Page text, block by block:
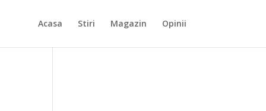
Acasa Stiri Magazin Opinii